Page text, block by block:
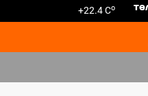
+22.4 Co